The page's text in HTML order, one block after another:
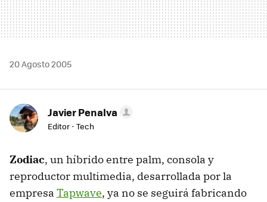
20 Agosto 2005
Javier Penalva
Editor - Tech
Zodiac, un híbrido entre palm, consola y
reproductor multimedia, desarrollada por la
empresa Tapwave, ya no se seguirá fabricando